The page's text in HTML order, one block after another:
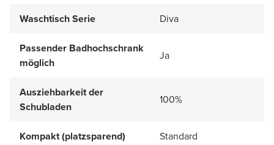
Waschtisch Serie
Diva
Passender Badhochschrank
möglich
Ja
Ausziehbarkeit der
Schubladen
100%
Kompakt (platzsparend) Standard